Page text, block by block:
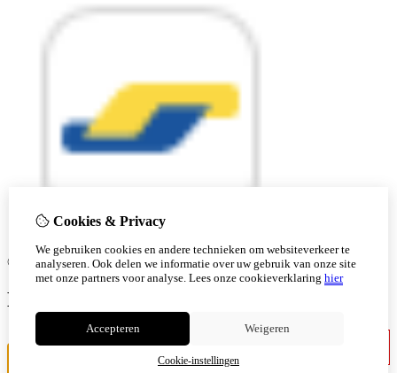
© Copyright 2026 |
Cookies & Privacy
We gebruiken cookies en andere technieken om websiteverkeer te
analyseren. Ook delen we informatie over uw gebruik van onze site
met onze partners voor analyse. Lees onze cookieverklaring hier
Accepteren Weigeren
Cookie-instellingen
Ben je 18 of ouder?